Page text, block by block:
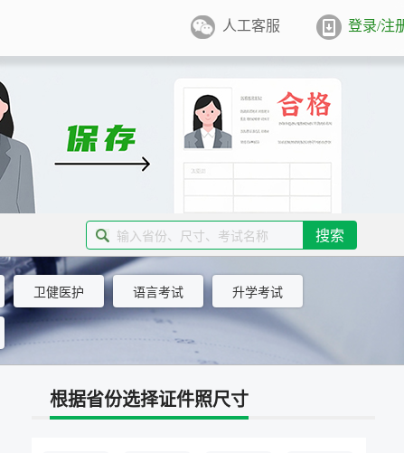
图像采集系统
生学籍照片采集系统
照片采集系统
待证照片采集系统
照采集系统
采集系统
照排版
证件照排版至5寸/6寸相纸，
印
文档纸张尺寸
B5/营业执照/身份证/毕业证
人工客服 登录/注
搜索
卫健医护 语言考试 升学考试
根据省份选择证件照尺寸